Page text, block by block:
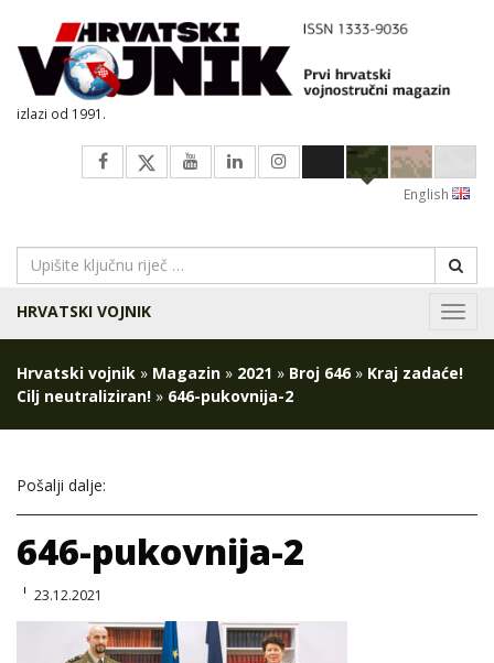
izlazi od 1991.
English
HRVATSKI VOJNIK
Hrvatski vojnik » Magazin » 2021 » Broj 646 » Kraj zadaće!
Cilj neutraliziran! » 646-pukovnija-2
Pošalji dalje:
646-pukovnija-2
23.12.2021